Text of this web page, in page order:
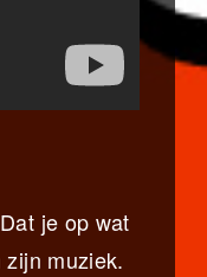
je op wat
muziek.